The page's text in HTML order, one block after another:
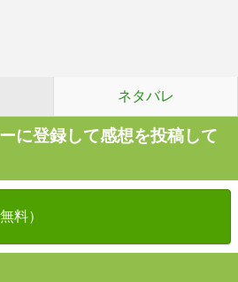
ネタバレ
に登録して感想を投稿して
料）